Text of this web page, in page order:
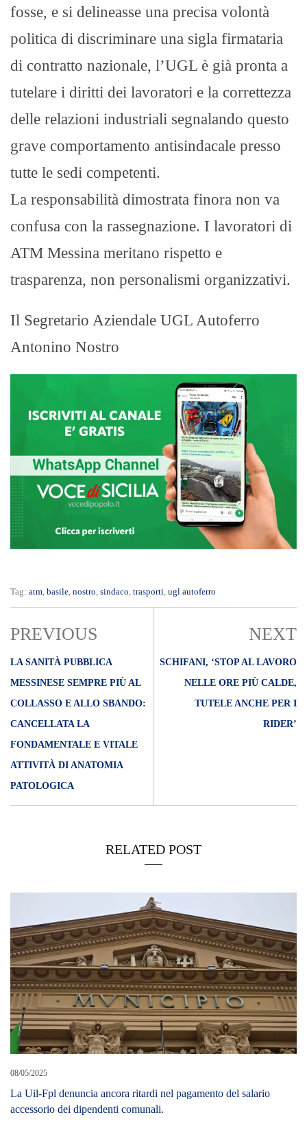
fosse, e si delineasse una precisa volontà
politica di discriminare una sigla firmataria
di contratto nazionale, l’UGL è già pronta a
tutelare i diritti dei lavoratori e la correttezza
delle relazioni industriali segnalando questo
grave comportamento antisindacale presso
tutte le sedi competenti.
La responsabilità dimostrata finora non va
confusa con la rassegnazione. I lavoratori di
ATM Messina meritano rispetto e
trasparenza, non personalismi organizzativi.
Il Segretario Aziendale UGL Autoferro
Antonino Nostro
Tag: atm, basile, nostro, sindaco, trasporti, ugl autoferro
PREVIOUS
LA SANITÀ PUBBLICA
MESSINESE SEMPRE PIÙ AL
COLLASSO E ALLO SBANDO:
CANCELLATA LA
FONDAMENTALE E VITALE
ATTIVITÀ DI ANATOMIA
PATOLOGICA
NEXT
SCHIFANI, ‘STOP AL LAVORO
NELLE ORE PIÙ CALDE,
TUTELE ANCHE PER I
RIDER’
RELATED POST
08/05/2025
La Uil-Fpl denuncia ancora ritardi nel pagamento del salario
accessorio dei dipendenti comunali.